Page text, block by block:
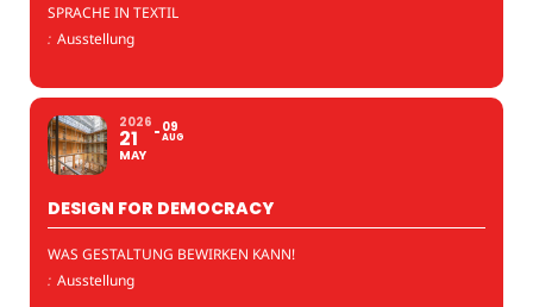
SPRACHE IN TEXTIL
: Ausstellung
2026
21
MAY
09
AUG
DESIGN FOR DEMOCRACY
WAS GESTALTUNG BEWIRKEN KANN!
: Ausstellung